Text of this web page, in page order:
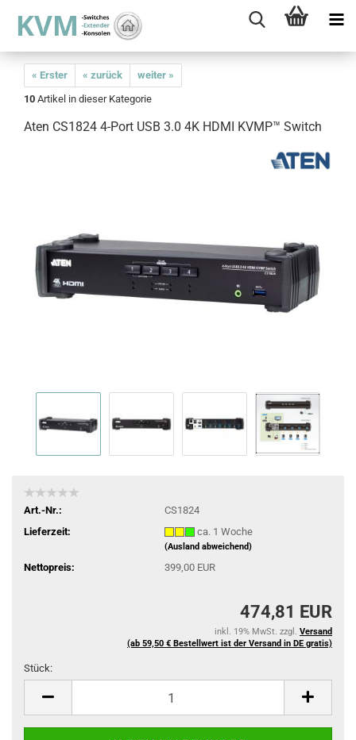
« Erster « zurück
weiter »
10 Artikel in dieser Kategorie
Aten CS1824 4-Port USB 3.0 4K HDMI KVMP™ Switch
Art.-Nr.:
CS1824
Lieferzeit:
ca. 1 Woche
(Ausland abweichend)
Nettopreis: 399,00 EUR
474,81 EUR
inkl. 19% MwSt. zzgl. Versand
(ab 59,50 € Bestellwert ist der Versand in DE gratis)
Stück: